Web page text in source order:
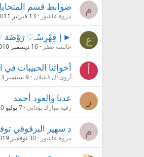
م ضوابط قسم
مروة عاشور 13 فبراير 2011
ع ►| فِهْرِسْـ♡ رَوْضَة
عائشة صقر 16 ديسمبر 2010
أ أخواتنا الحبيبات
أروى آل قشلان 9 سبتمبر 2023
ر عدنا والعود أحمد
رقية مبارك بوداني 7 يوليو 2020
م د سهير البرقوقي
مروة عاشور 30 نوفمبر 2019